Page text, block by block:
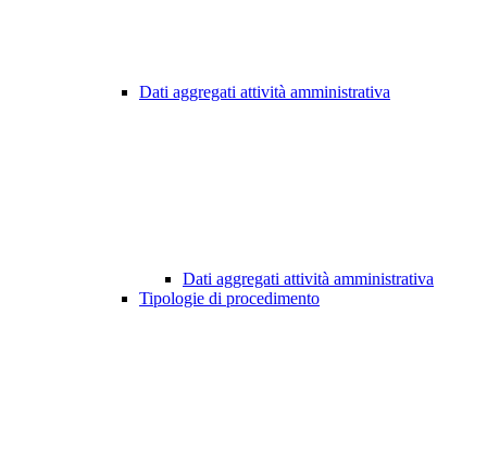
Dati aggregati attività amministrativa
Dati aggregati attività amministrativa
Tipologie di procedimento